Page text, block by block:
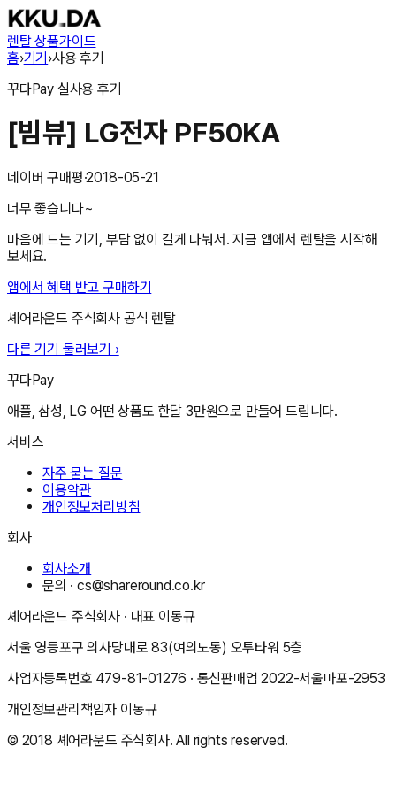
렌탈 상품가이드
홈›기기›사용 후기
꾸다Pay 실사용 후기
[빔뷰] LG전자 PF50KA
네이버 구매평·2018-05-21
너무 좋습니다~
마음에 드는 기기, 부담 없이 길게 나눠서. 지금 앱에서 렌탈을 시작해
보세요.
앱에서 혜택 받고 구매하기
셰어라운드 주식회사 공식 렌탈
다른 기기 둘러보기 ›
꾸다Pay
애플, 삼성, LG 어떤 상품도 한달 3만원으로 만들어 드립니다.
서비스
자주 묻는 질문
이용약관
개인정보처리방침
회사
회사소개
문의 ·cs@shareround.co.kr
셰어라운드 주식회사 · 대표 이동규
서울 영등포구 의사당대로 83(여의도동) 오투타워 5층
사업자등록번호 479-81-01276 · 통신판매업2022-서울마포-2953
개인정보관리책임자 이동규
© 2018 셰어라운드 주식회사. All rights reserved.